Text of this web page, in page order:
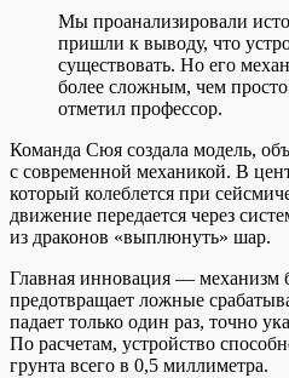
Мы проанализировали
пришли к выводу, что
существовать. Но его
более сложным, чем
отметил профессор.
Команда Сюя создала модель,
с современной механикой. В
который колеблется при
движение передается через
из драконов «выплюнуть» шар.
Главная инновация — механизм
предотвращает ложные
падает только один раз, точно
По расчетам, устройство
грунта всего в 0,5 миллиметра.